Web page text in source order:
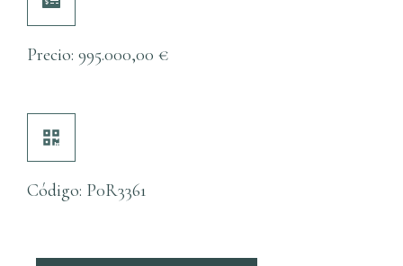
Precio: 995.000,00 €
Código: P0R3361